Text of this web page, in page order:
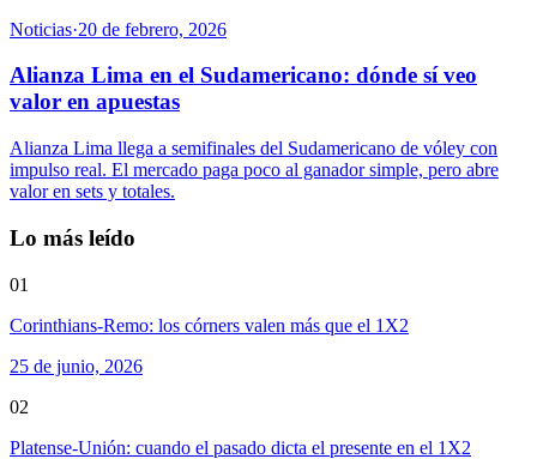
Noticias·20 de febrero, 2026
Alianza Lima en el Sudamericano: dónde sí veo
valor en apuestas
Alianza Lima llega a semifinales del Sudamericano de vóley con
impulso real. El mercado paga poco al ganador simple, pero abre
valor en sets y totales.
Lo más leído
01
Corinthians-Remo: los córners valen más que el 1X2
25 de junio, 2026
02
Platense-Unión: cuando el pasado dicta el presente en el 1X2